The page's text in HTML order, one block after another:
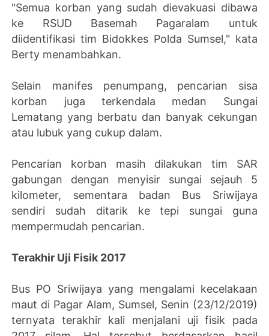
"Semua korban yang sudah dievakuasi dibawa
ke RSUD Basemah Pagaralam untuk
diidentifikasi tim Bidokkes Polda Sumsel," kata
Berty menambahkan.
Selain manifes penumpang, pencarian sisa
korban juga terkendala medan Sungai
Lematang yang berbatu dan banyak cekungan
atau lubuk yang cukup dalam.
Pencarian korban masih dilakukan tim SAR
gabungan dengan menyisir sungai sejauh 5
kilometer, sementara badan Bus Sriwijaya
sendiri sudah ditarik ke tepi sungai guna
mempermudah pencarian.
Terakhir Uji Fisik 2017
Bus PO Sriwijaya yang mengalami kecelakaan
maut di Pagar Alam, Sumsel, Senin (23/12/2019)
ternyata terakhir kali menjalani uji fisik pada